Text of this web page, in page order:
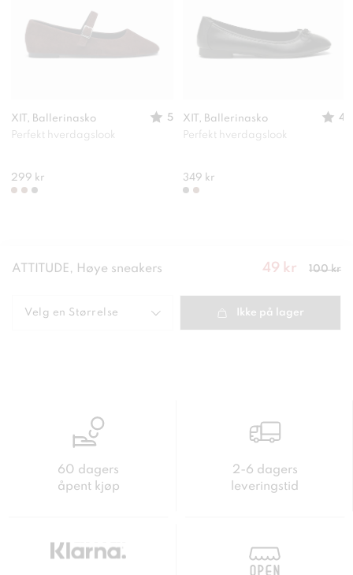
XIT, Ballerinasko
5
Perfekt hverdagslook
299 kr
XIT, Ballerinasko
4
Perfekt hverdagslook
349 kr
ATTITUDE, Høye sneakers
Nåværend
krForrige
pris
49 kr 100 kr
Velg en Størrelse Ikke på lager
60 dagers
åpent kjøp
2-6 dagers
leveringstid